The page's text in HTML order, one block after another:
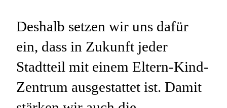
Deshalb setzen wir uns dafür
ein, dass in Zukunft jeder
Stadtteil mit einem Eltern-Kind-
Zentrum ausgestattet ist. Damit